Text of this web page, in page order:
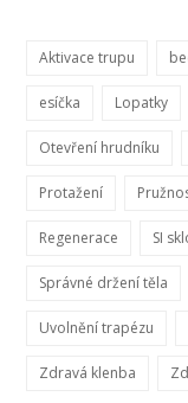
Aktivace trupu
esíčka Lopatky
Otevření hrudníku
Protažení
Regenerace SI
Správné držení těla
Uvolnění trapézu
Zdravá klenba